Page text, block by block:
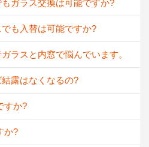
ガラス交換は可能ですか?
も入替は可能ですか?
ラスと内窓で悩んでいます。
露はなくなるの?
すか?
か?